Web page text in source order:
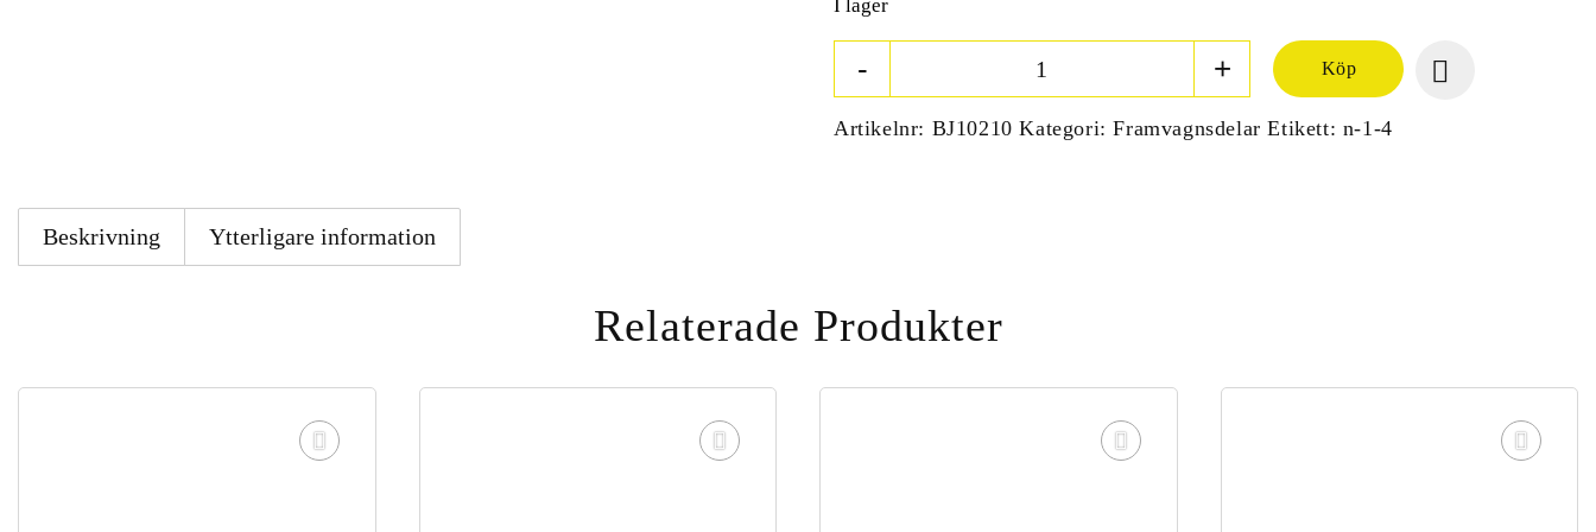
I lager
Köp
Artikelnr: BJ10210 Kategori:Framvagnsdelar Etikett: n-1-4
Beskrivning Ytterligare information
Relaterade Produkter